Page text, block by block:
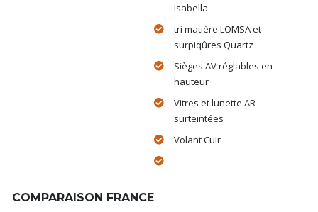
Isabella
tri matière LOMSA et
surpiqûres Quartz
Sièges AV réglables en
hauteur
Vitres et lunette AR
surteintées
Volant Cuir
COMPARAISON FRANCE